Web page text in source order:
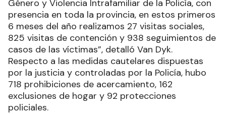
Género y Violencia Intrafamiliar de la Policía, con
presencia en toda la provincia, en estos primeros
6 meses del año realizamos 27 visitas sociales,
825 visitas de contención y 938 seguimientos de
casos de las víctimas”, detalló Van Dyk.
Respecto a las medidas cautelares dispuestas
por la justicia y controladas por la Policía, hubo
718 prohibiciones de acercamiento, 162
exclusiones de hogar y 92 protecciones
policiales.